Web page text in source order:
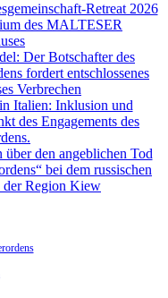
Retreat 2026
des MALTESER
Der Botschafter des
fordert entschlossenes
Verbrechen
Italien: Inklusion und
des Engagements des
über den angeblichen Tod
bei dem russischen
Region Kiew